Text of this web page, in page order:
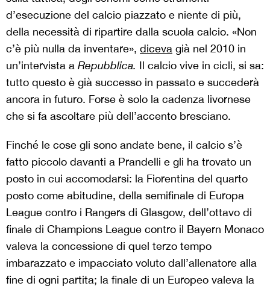
d’esecuzione del calcio piazzato e niente di più,
della necessità di ripartire dalla scuola calcio. «Non
c’è più nulla da inventare», diceva già nel 2010 in
un’intervista a Repubblica. Il calcio vive in cicli, si sa:
tutto questo è già successo in passato e succederà
ancora in futuro. Forse è solo la cadenza livornese
che si fa ascoltare più dell’accento bresciano.
Finché le cose gli sono andate bene, il calcio s’è
fatto piccolo davanti a Prandelli e gli ha trovato un
posto in cui accomodarsi: la Fiorentina del quarto
posto come abitudine, della semifinale di Europa
League contro i Rangers di Glasgow, dell’ottavo di
finale di Champions League contro il Bayern Monaco
valeva la concessione di quel terzo tempo
imbarazzato e impacciato voluto dall’allenatore alla
fine di ogni partita; la finale di un Europeo valeva la